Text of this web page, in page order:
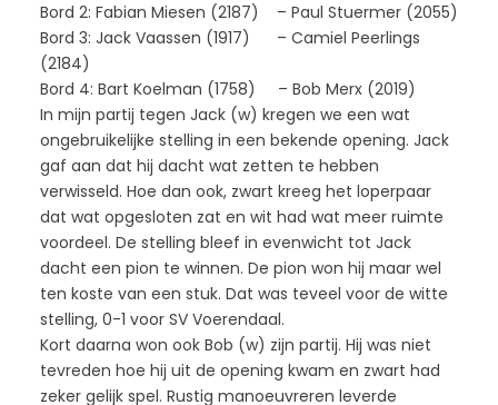
Bord 2: Fabian Miesen (2187) – Paul Stuermer (2055)
Bord 3: Jack Vaassen (1917) – Camiel Peerlings
(2184)
Bord 4: Bart Koelman (1758) – Bob Merx (2019)
In mijn partij tegen Jack (w) kregen we een wat
ongebruikelijke stelling in een bekende opening. Jack
gaf aan dat hij dacht wat zetten te hebben
verwisseld. Hoe dan ook, zwart kreeg het loperpaar
dat wat opgesloten zat en wit had wat meer ruimte
voordeel. De stelling bleef in evenwicht tot Jack
dacht een pion te winnen. De pion won hij maar wel
ten koste van een stuk. Dat was teveel voor de witte
stelling, 0-1 voor SV Voerendaal.
Kort daarna won ook Bob (w) zijn partij. Hij was niet
tevreden hoe hij uit de opening kwam en zwart had
zeker gelijk spel. Rustig manoeuvreren leverde